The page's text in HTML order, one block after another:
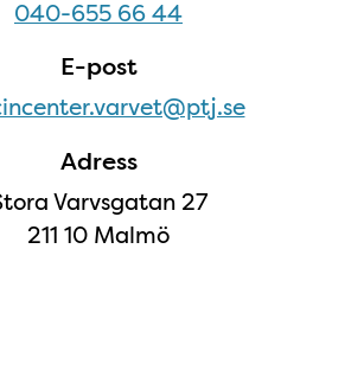
040-655 66 44
E-post
Adress
Varvsgatan 27
211 10 Malmö